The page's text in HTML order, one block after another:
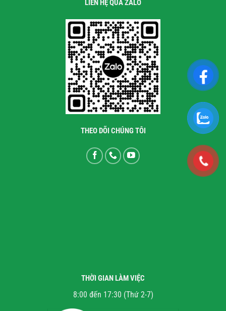
LIÊN HỆ QUA ZALO
THEO DÕI CHÚNG TÔI
THỜI GIAN LÀM VIỆC
8:00 đến 17:30 (Thứ 2-7)